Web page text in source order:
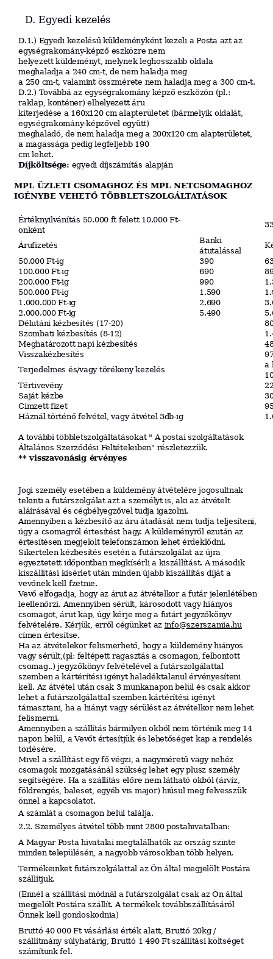
D. Egyedi kezelés
D.1.) Egyedi kezelésű küldeményként kezeli a Posta azt az
egységrakomány-képző eszközre nem
helyezett küldeményt, melynek leghosszabb oldala
meghaladja a 240 cm-t, de nem haladja meg
a 250 cm-t, valamint összmérete nem haladja meg a 300 cm-t.
D.2.) Továbbá az egységrakomány képző eszközön (pl.:
raklap, konténer) elhelyezett áru
kiterjedése a 160x120 cm alapterületet (bármelyik oldalát,
egységrakomány-képzővel együtt)
meghaladó, de nem haladja meg a 200x120 cm alapterületet,
a magassága pedig legfeljebb 190
cm lehet.
Díjköltsége: egyedi díjszámítás alapján
MPL ÜZLETI CSOMAGHOZ ÉS MPL NETCSOMAGHOZ
IGÉNYBE VEHETŐ TÖBBLETSZOLGÁLTATÁSOK
Értéknyilvánítás 50.000 ft felett 10.000 Ft-
onként
Árufizetés
Banki
átutalással
50.000 Ft-ig
390
100.000 Ft-ig
690
200.000 Ft-ig
990
500.000 Ft-ig
1.590
1.000.000 Ft-ig
2.690
2.000.000 Ft-ig
5.490
Délutáni kézbesítés (17-20)
Szombati kézbesítés (8-12)
Meghatározott napi kézbesítés
Visszakézbesítés
Terjedelmes és/vagy törékeny kezelés
a
Tértivevény
Saját kézbe
Címzett fizet
Háznál történő felvétel, vagy átvétel 3db-ig
A további többletszolgáltatásokat " A postai szolgáltatások
Általános Szerződési Feltételeiben" részletezzük.
** visszavonásig érvényes
Jogi személy esetében a küldemény átvételére jogosultnak
tekinti a futárszolgálat azt a személyt is, aki az átvételt
aláírásával és cégbélyegzővel tudja igazolni.
Amennyiben a kézbesítő az áru átadását nem tudja teljesíteni,
úgy a csomagról értesítést hagy. A küldeményről ezután az
értesítésen megjelölt telefonszámon lehet érdeklődni.
Sikertelen kézbesítés esetén a futárszolgálat az újra
egyeztetett időpontban megkísérli a kiszállítást. A második
kiszállítási kísérlet után minden újabb kiszállítás díját a
vevőnek kell fzetnie.
Vevő elfogadja, hogy az árut az átvételkor a futár jelenlétében
leellenőrzi. Amennyiben sérült, károsodott vagy hiányos
csomagot, árut kap, úgy kérje meg a futárt jegyzőkönyv
felvételére. Kérjük, erről cégünket az info@szerszamia.hu
címen értesítse.
Ha az átvételekor felismerhető, hogy a küldemény hiányos
vagy sérült,(pl: feltépett ragasztás a csomagon, felbontott
csomag..) jegyzőkönyv felvételével a futárszolgálattal
szemben a kártérítési igényt haladéktalanul érvényesíteni
kell. Az átvétel után csak 3 munkanapon belül és csak akkor
lehet a futárszolgálattal szemben kártérítési igényt
támasztani, ha a hiányt vagy sérülést az átvételkor nem lehet
felismerni.
Amennyiben a szállítás bármilyen okból nem történik meg 14
napon belül, a Vevőt értesítjük és lehetőséget kap a rendelés
törlésére.
Mivel a szállítást egy fő végzi, a nagyméretű vagy nehéz
csomagok mozgatásánál szükség lehet egy plusz személy
segítségére. Ha a szállítás előre nem látható okból (árvíz,
földrengés, baleset, egyéb vis major) hiúsul meg felvesszük
önnel a kapcsolatot.
A számlát a csomagon belül találja.
2.2. Személyes átvétel több mint 2800 postahivatalban:
A Magyar Posta hivatalai megtalálhatók az ország szinte
minden településén, a nagyobb városokban több helyen.
Termékeinket futárszolgálattal az Ön által megjelölt Postára
szállítjuk.
(Ennél a szállítási módnál a futárszolgálat csak az Ön által
megjelölt Postára szállít. A termékek továbbszállításáról
Önnek kell gondoskodnia)
Bruttó 40 000 Ft vásárlási érték alatt, Bruttó 20kg /
szállítmány súlyhatárig, Bruttó 1 490 Ft szállítási költséget
számítunk fel.